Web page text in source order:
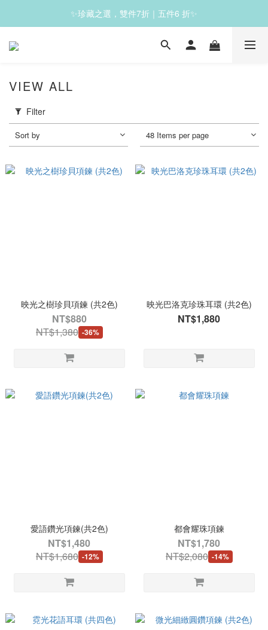
✨滿1200免運✨
✨珍藏之選，雙件7折｜五件6 折✨
VIEW ALL
Filter
Sort by 48 Items per page
映光之樹珍貝項鍊 (共2色)
NT$880
NT$1,380 -36%
映光巴洛克珍珠耳環 (共2色)
NT$1,880
愛語鑽光項鍊(共2色)
NT$1,480
NT$1,680 -12%
都會耀珠項鍊
NT$1,780
NT$2,080 -14%